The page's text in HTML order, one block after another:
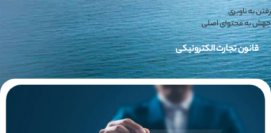
رفتن به ناوبری
جهش به محتوای اصلی
قانون تجارت الکترونیکی